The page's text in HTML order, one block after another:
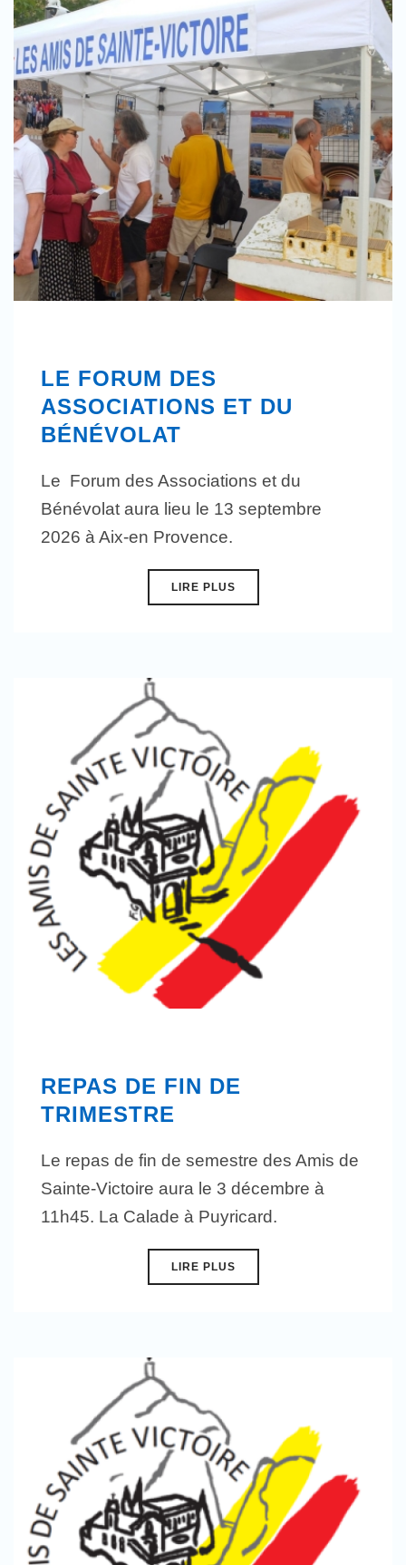
LE FORUM DES
ASSOCIATIONS ET DU
BÉNÉVOLAT
Le Forum des Associations et du
Bénévolat aura lieu le 13 septembre
2026 à Aix-en Provence.
LIRE PLUS
REPAS DE FIN DE
TRIMESTRE
Le repas de fin de semestre des Amis de
Sainte-Victoire aura le 3 décembre à
11h45. La Calade à Puyricard.
LIRE PLUS